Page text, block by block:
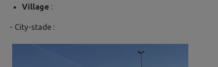
Village :
- City-stade :